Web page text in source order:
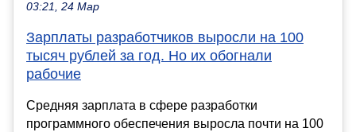
03:21, 24 Мар
Зарплаты разработчиков выросли на 100
тысяч рублей за год. Но их обогнали
рабочие
Средняя зарплата в сфере разработки
программного обеспечения выросла почти на 100